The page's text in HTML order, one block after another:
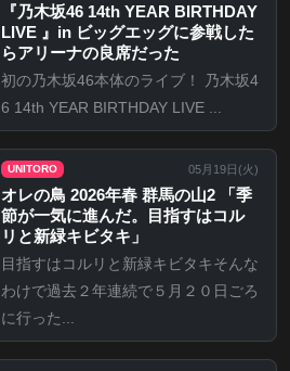
『乃⽊坂46 14th YEAR BIRTHDAY
LIVE 』in ビッグエッグに参戦した
らアリーナの良席だった
初の乃木坂46本体のライブ！ 乃木坂4
6 14th YEAR BIRTHDAY LIVE ...
UNITORO 05月19日(火)
オレの鳥 2026年春 群馬の山2 「季
節が一気に進んだ。目指すはコル
リと新緑キビタキ」
目指すはコルリと新緑キビタキそんな
わけで過去２年連続で５月２０日ごろ
に行った...